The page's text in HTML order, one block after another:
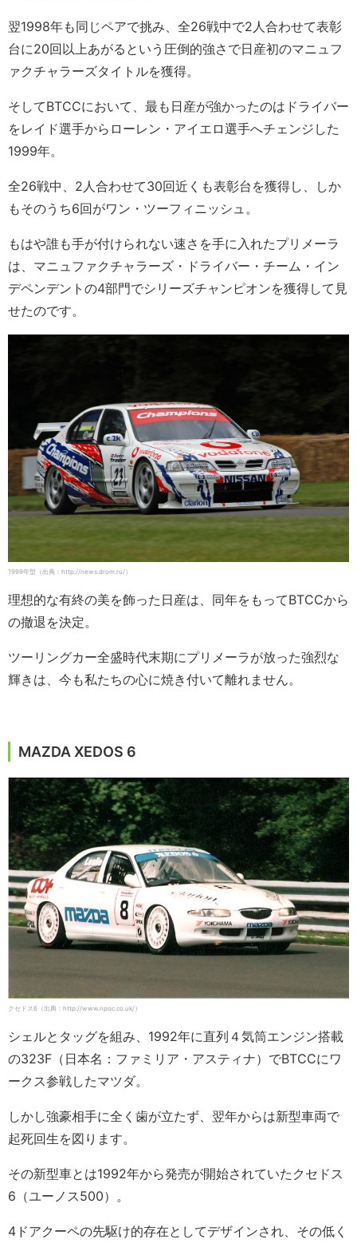
翌1998年も同じペアで挑み、全26戦中で2人合わせて表彰
台に20回以上あがるという圧倒的強さで日産初のマニュフ
ァクチャラーズタイトルを獲得。
そしてBTCCにおいて、最も日産が強かったのはドライバー
をレイド選手からローレン・アイエロ選手へチェンジした
1999年。
全26戦中、2人合わせて30回近くも表彰台を獲得し、しか
もそのうち6回がワン・ツーフィニッシュ。
もはや誰も手が付けられない速さを手に入れたプリメーラ
は、マニュファクチャラーズ・ドライバー・チーム・イン
デペンデントの4部門でシリーズチャンピオンを獲得して見
せたのです。
1999年型（出典：http://news.drom.ru/）
理想的な有終の美を飾った日産は、同年をもってBTCCから
の撤退を決定。
ツーリングカー全盛時代末期にプリメーラが放った強烈な
輝きは、今も私たちの心に焼き付いて離れません。
MAZDA XEDOS 6
クセドス6（出典：http://www.npoc.co.uk/）
シェルとタッグを組み、1992年に直列４気筒エンジン搭載
の323F（日本名：ファミリア・アスティナ）でBTCCにワ
ークス参戦したマツダ。
しかし強豪相手に全く歯が立たず、翌年からは新型車両で
起死回生を図ります。
その新型車とは1992年から発売が開始されていたクセドス
6（ユーノス500）。
4ドアクーペの先駆け的存在としてデザインされ、その低く